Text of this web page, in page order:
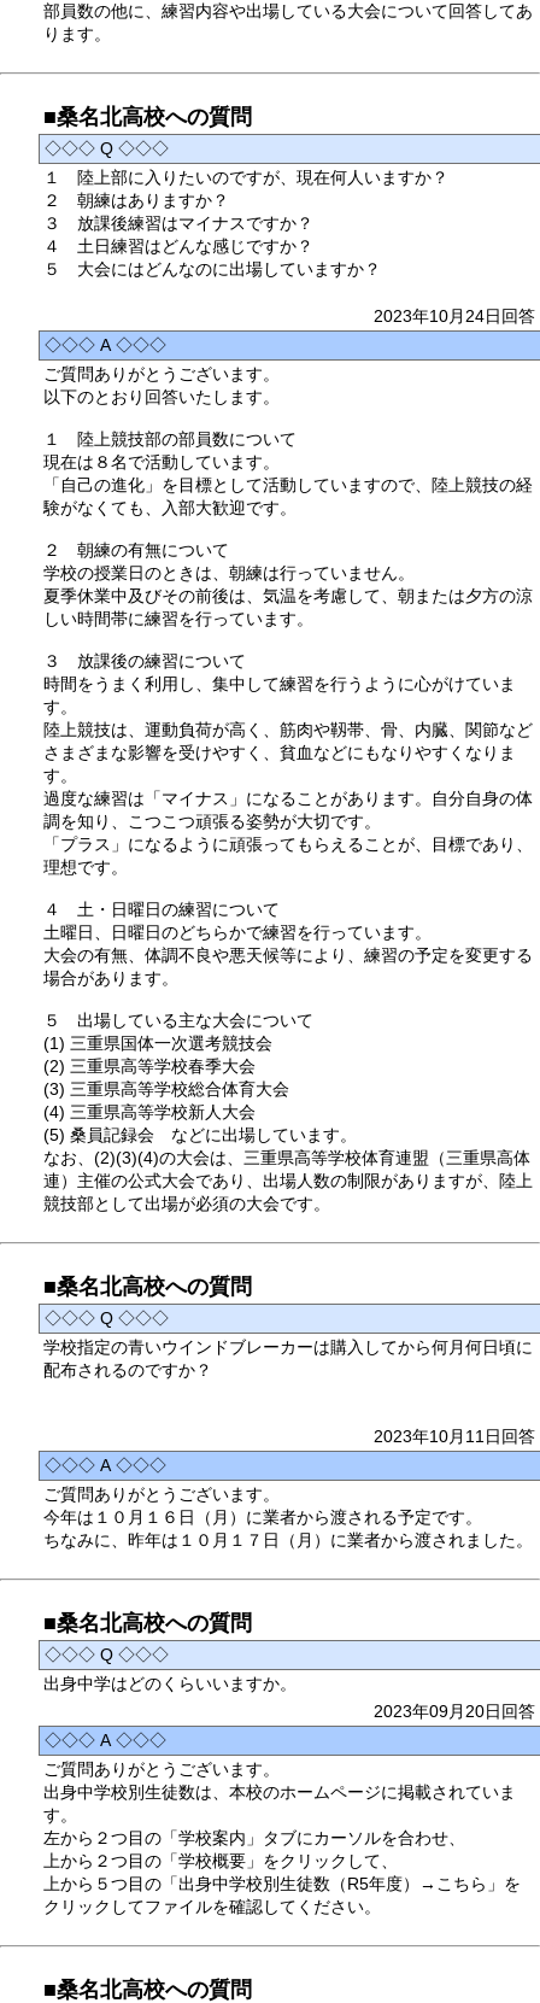
部員数の他に、練習内容や出場している大会について回答してあ
ります。
■桑名北高校への質問
◇◇◇ Q ◇◇◇
１ 陸上部に入りたいのですが、現在何人いますか？
２ 朝練はありますか？
３ 放課後練習はマイナスですか？
４ 土日練習はどんな感じですか？
５ 大会にはどんなのに出場していますか？
2023年10月24日回答
◇◇◇ A ◇◇◇
ご質問ありがとうございます。
以下のとおり回答いたします。
１ 陸上競技部の部員数について
現在は８名で活動しています。
「自己の進化」を目標として活動していますので、陸上競技の経
験がなくても、入部大歓迎です。
２ 朝練の有無について
学校の授業日のときは、朝練は行っていません。
夏季休業中及びその前後は、気温を考慮して、朝または夕方の涼
しい時間帯に練習を行っています。
３ 放課後の練習について
時間をうまく利用し、集中して練習を行うように心がけていま
す。
陸上競技は、運動負荷が高く、筋肉や靱帯、骨、内臓、関節など
さまざまな影響を受けやすく、貧血などにもなりやすくなりま
す。
過度な練習は「マイナス」になることがあります。自分自身の体
調を知り、こつこつ頑張る姿勢が大切です。
「プラス」になるように頑張ってもらえることが、目標であり、
理想です。
４ 土・日曜日の練習について
土曜日、日曜日のどちらかで練習を行っています。
大会の有無、体調不良や悪天候等により、練習の予定を変更する
場合があります。
５ 出場している主な大会について
(1) 三重県国体一次選考競技会
(2) 三重県高等学校春季大会
(3) 三重県高等学校総合体育大会
(4) 三重県高等学校新人大会
(5) 桑員記録会 などに出場しています。
なお、(2)(3)(4)の大会は、三重県高等学校体育連盟（三重県高体
連）主催の公式大会であり、出場人数の制限がありますが、陸上
競技部として出場が必須の大会です。
■桑名北高校への質問
◇◇◇ Q ◇◇◇
学校指定の青いウインドブレーカーは購入してから何月何日頃に
配布されるのですか？
2023年10月11日回答
◇◇◇ A ◇◇◇
ご質問ありがとうございます。
今年は１０月１６日（月）に業者から渡される予定です。
ちなみに、昨年は１０月１７日（月）に業者から渡されました。
■桑名北高校への質問
◇◇◇ Q ◇◇◇
出身中学はどのくらいいますか。
2023年09月20日回答
◇◇◇ A ◇◇◇
ご質問ありがとうございます。
出身中学校別生徒数は、本校のホームページに掲載されていま
す。
左から２つ目の「学校案内」タブにカーソルを合わせ、
上から２つ目の「学校概要」をクリックして、
上から５つ目の「出身中学校別生徒数（R5年度）→こちら」を
クリックしてファイルを確認してください。
■桑名北高校への質問